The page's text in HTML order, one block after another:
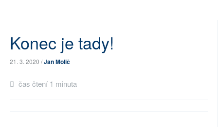
ARCHIV
ROZHOVORY
TÉMATA
Konec je tady!
21. 3. 2020 /Jan Molič
čas čtení 1 minuta